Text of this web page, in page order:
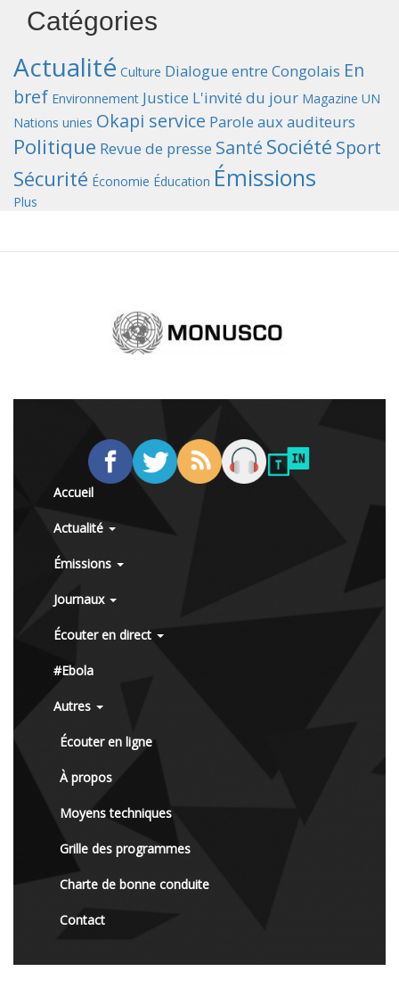
Catégories
Actualité Culture Dialogue entre Congolais En
bref Environnement Justice L'invité du jour Magazine UN
Nations unies Okapi service Parole aux auditeurs
Politique Revue de presse Santé Société Sport
Sécurité Économie Éducation Émissions
Plus
Accueil
Actualité
Émissions
Journaux
Écouter en direct
#Ebola
Autres
Écouter en ligne
À propos
Moyens techniques
Grille des programmes
Charte de bonne conduite
Contact